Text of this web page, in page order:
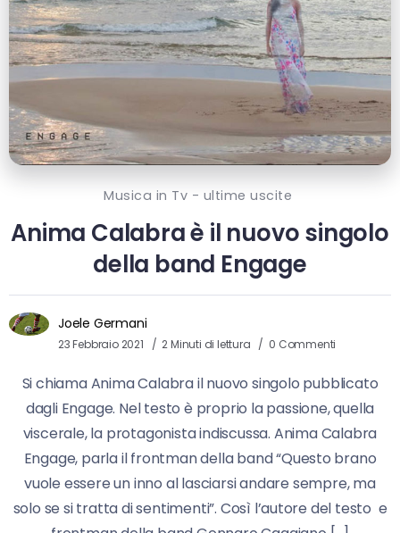
Musica in Tv - ultime uscite
Anima Calabra è il nuovo singolo
della band Engage
Joele Germani
23 Febbraio 2021 2 Minuti di lettura 0 Commenti
Si chiama Anima Calabra il nuovo singolo pubblicato
dagli Engage. Nel testo è proprio la passione, quella
viscerale, la protagonista indiscussa. Anima Calabra
Engage, parla il frontman della band “Questo brano
vuole essere un inno al lasciarsi andare sempre, ma
solo se si tratta di sentimenti”. Così l’autore del testo e